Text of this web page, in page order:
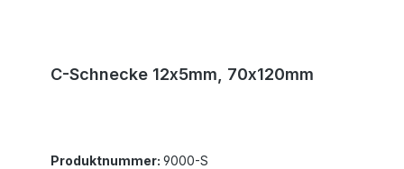
C-Schnecke 12x5mm, 70x120mm
Produktnummer: 9000-S